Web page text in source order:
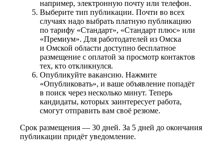
например, электронную почту или телефон.
Выберите тип публикации. Почти во всех
случаях надо выбрать платную публикацию
по тарифу «Стандарт», «Стандарт плюс» или
«Премиум». Для работодателей из Омска
и Омской области доступно бесплатное
размещение с оплатой за просмотр контактов
тех, кто откликнулся.
Опубликуйте вакансию. Нажмите
«Опубликовать», и ваше объявление попадёт
в поиск через несколько минут. Теперь
кандидаты, которых заинтересует работа,
смогут отправить вам своё резюме.
Срок размещения — 30 дней. За 5 дней до окончания
публикации придёт уведомление.